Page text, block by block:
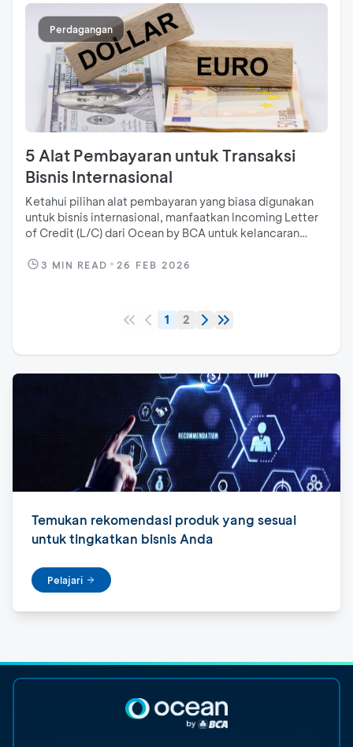
Perdagangan
5 Alat Pembayaran untuk Transaksi
Bisnis Internasional
Ketahui pilihan alat pembayaran yang biasa digunakan
untuk bisnis internasional, manfaatkan Incoming Letter
of Credit (L/C) dari Ocean by BCA untuk kelancaran
3 MIN READ 26 FEB 2026
1 2
Temukan rekomendasi produk yang sesuai
untuk tingkatkan bisnis Anda
Pelajari